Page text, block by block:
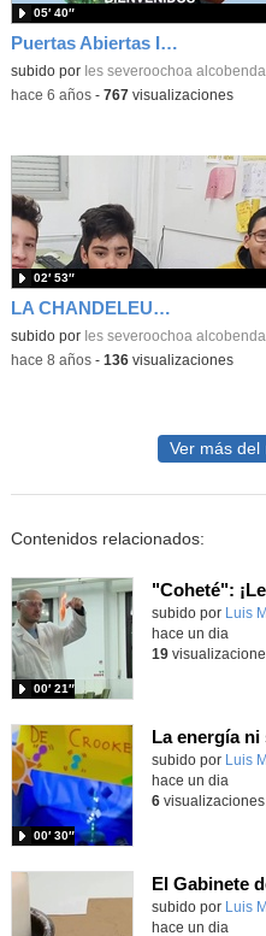
Puertas Abiertas IES Severo Ochoa 2020
subido por Ies severoochoa
05′ 40″
-hace 6 años- 767 visualizaciones
LA CHANDELEUR 2019: Fabricación de crêpes
subido por Ies severoochoa
02′ 53″
-hace 8 años- 136visualizaciones
Ver más del
Contenidos relacionados:
"Coheté":
Contenido
subido por Luis M.
00′ 21″
hace un dia
19
Contenido
subido por Luis M.
00′ 30″
hace un dia
6visualizaciones
Contenido
subido por Luis M.
hace un dia